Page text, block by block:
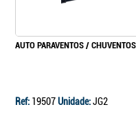
AUTO PARAVENTOS /
Ref: 19507Unidade:JG2